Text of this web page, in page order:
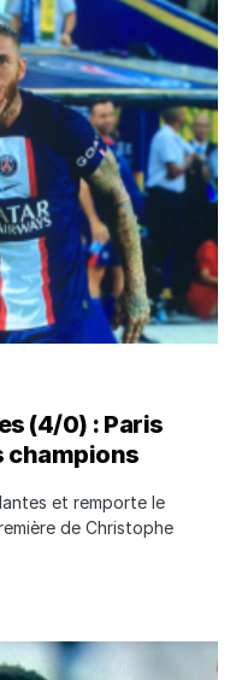
(4/0) : Paris
champions
et remporte le
de Christophe